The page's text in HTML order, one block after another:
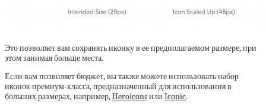
Это позволяет вам сохранять иконку в ее предполагаемом размере, при
этом занимая больше места.
Если вам позволяет бюджет, вы также можете использовать набор
иконок премиум-класса, предназначенный для использования в
больших размерах, например,Heroiconsили Iconic.